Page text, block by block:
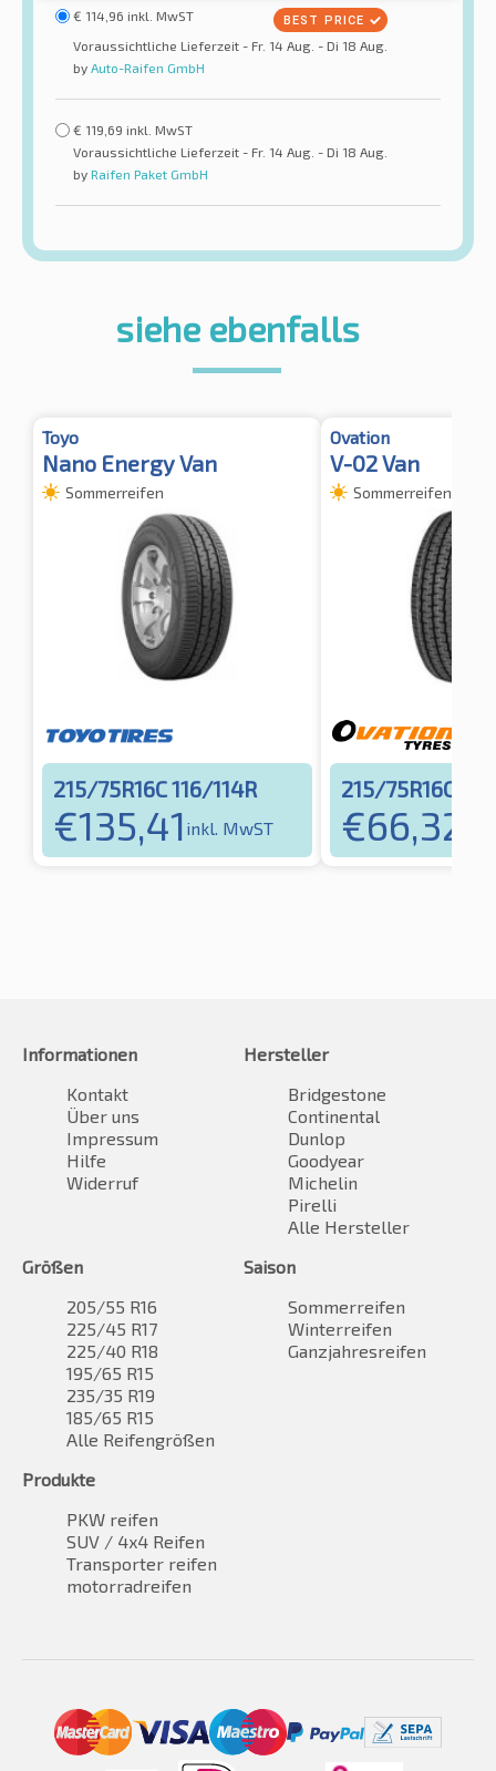
€ 114,96 inkl. MwST
Voraussichtliche Lieferzeit - Fr. 14 Aug. - Di 18 Aug.
by Auto-Raifen GmbH
€ 119,69 inkl. MwST
Voraussichtliche Lieferzeit - Fr. 14 Aug. - Di 18 Aug.
by Raifen Paket GmbH
siehe ebenfalls
Toyo
Nano Energy Van
Sommerreifen
215/75R16C 116/114R
€135,41 inkl. MwST
Ovation
V-02 Van
Sommerreifen
215/75R16C
€66,32
Informationen
Kontakt
Über uns
Impressum
Hilfe
Widerruf
Hersteller
Bridgestone
Continental
Dunlop
Goodyear
Michelin
Pirelli
Alle Hersteller
Größen
205/55 R16
225/45 R17
225/40 R18
195/65 R15
235/35 R19
185/65 R15
Alle Reifengrößen
Saison
Sommerreifen
Winterreifen
Ganzjahresreifen
Produkte
PKW reifen
SUV / 4x4 Reifen
Transporter reifen
motorradreifen